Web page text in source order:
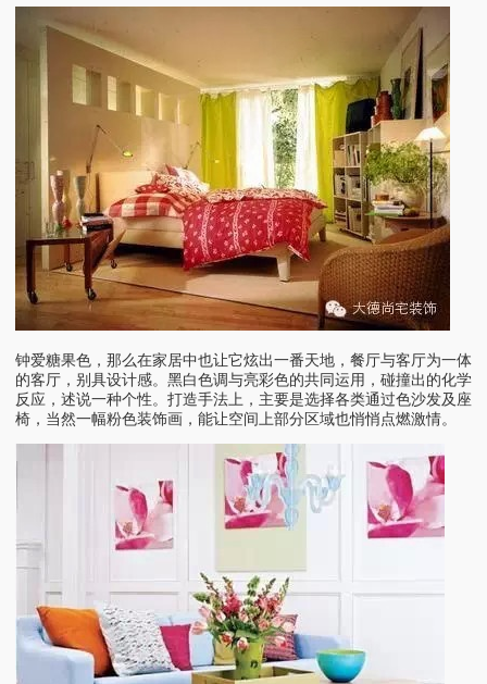
钟爱糖果色，那么在家居中也让它炫出一番天地，餐厅与客厅为一体
的客厅，别具设计感。黑白色调与亮彩色的共同运用，碰撞出的化学
反应，述说一种个性。打造手法上，主要是选择各类通过色沙发及座
椅，当然一幅粉色装饰画，能让空间上部分区域也悄悄点燃激情。